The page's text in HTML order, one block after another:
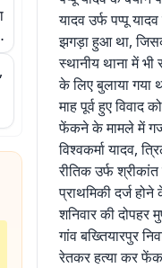
यादव उर्फ पप्पू
झगड़ा हुआ था,
स्थानीय थाना में भी
के लिए बुलाया गया
माह पूर्व हुए
फेंकने के मामले में
विश्वकर्मा यादव,
रीतिक उर्फ
प्राथमिकी दर्ज
शनिवार की
गांव बख्तियारपुर
रेतकर हत्या कर